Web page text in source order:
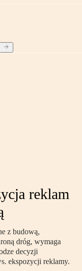
reklam
z budową,
dróg, wymaga
decyzji
ekspozycji reklamy.